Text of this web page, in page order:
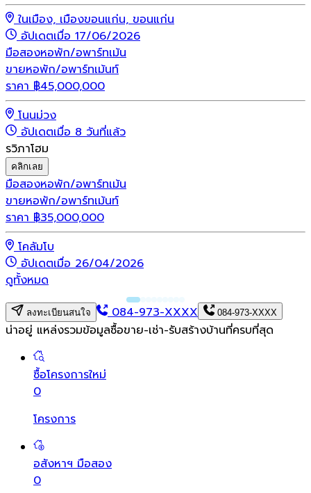
ในเมือง, เมืองขอนแก่น, ขอนแก่น
อัปเดตเมื่อ 17/06/2026
มือสองหอพัก/อพาร์ทเม้น
ขายหอพัก/อพาร์ทเม้นท์
ราคา ฿45,000,000
โนนม่วง
อัปเดตเมื่อ 8 วันที่แล้ว
รวิภาโฮม
คลิกเลย
มือสองหอพัก/อพาร์ทเม้น
ขายหอพัก/อพาร์ทเม้นท์
ราคา ฿35,000,000
โคลัมโบ
อัปเดตเมื่อ 26/04/2026
ดูทั้งหมด
ลงทะเบียนสนใจ 084-973-XXXX 084-973-XXXX
น่าอยู่ แหล่งรวมข้อมูลซื้อขาย-เช่า-รับสร้างบ้านที่ครบที่สุด
ซื้อโครงการใหม่
0
โครงการ
อสังหาฯ มือสอง
0